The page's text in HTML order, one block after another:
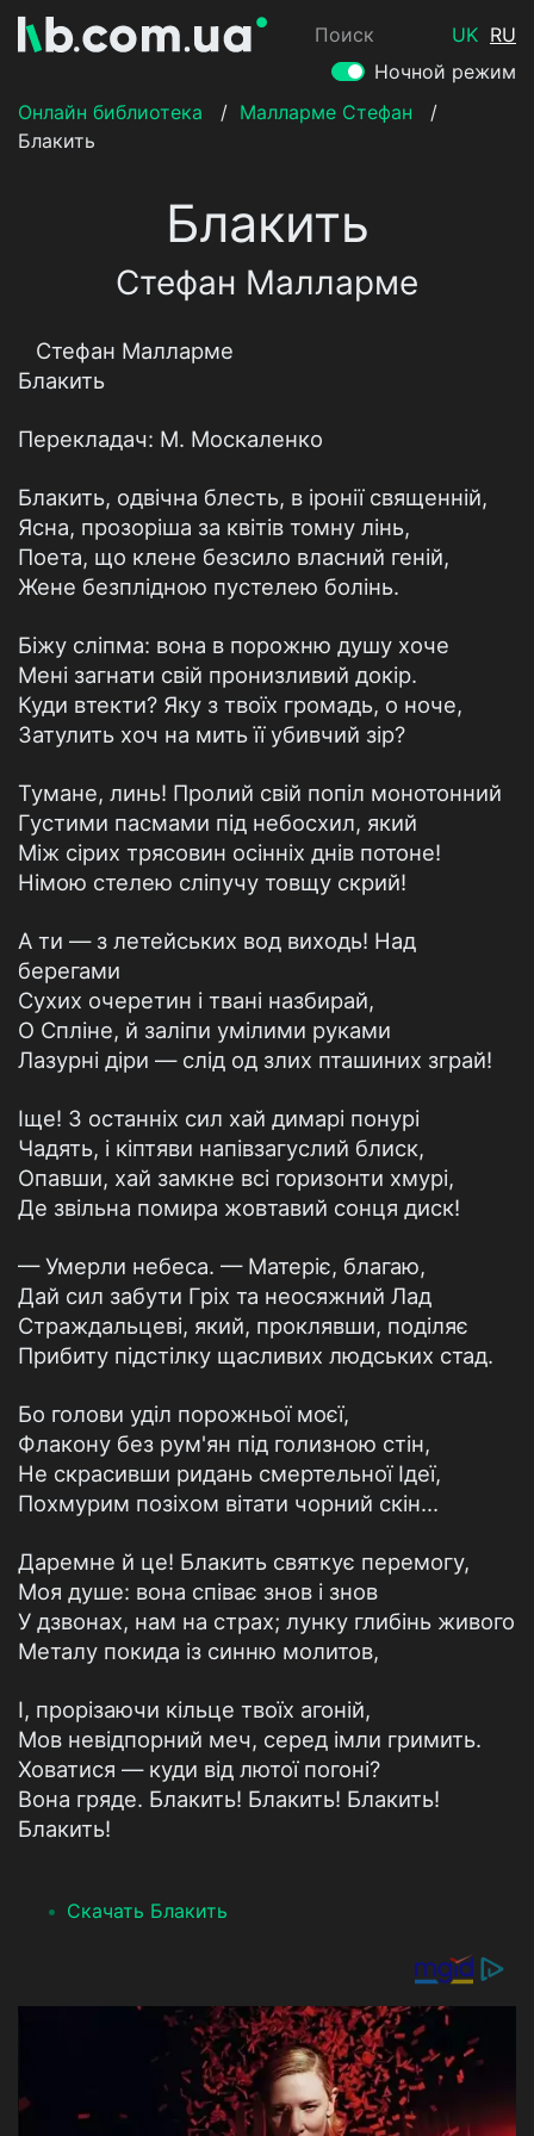
Поиск UK RU
Ночной режим
Онлайн библиотека
/ Малларме Стефан
/
Блакить
Блакить
Стефан Малларме
Стефан Малларме
Блакить
Перекладач: М. Москаленко
Блакить, одвічна блесть, в іронії священній,
Ясна, прозоріша за квітів томну лінь,
Поета, що клене безсило власний геній,
Жене безплідною пустелею болінь.
Біжу сліпма: вона в порожню душу хоче
Мені загнати свій пронизливий докiр.
Куди втекти? Яку з твоїх громадь, о ноче,
Затулить хоч на мить її убивчий зір?
Тумане, линь! Пролий свій попіл монотонний
Густими пасмами під небосхил, який
Між сірих трясовин осінніх днів потоне!
Німою стелею сліпучу товщу скрий!
А ти — з летейських вод виходь! Над
берегами
Сухих очеретин і твані назбирай,
О Спліне, й заліпи умілими руками
Лазурні діри — слід од злих пташиних зграй!
Іще! З останніх сил хай димарі понурі
Чадять, і кіптяви напівзагуслий блиск,
Опавши, хай замкне всі горизонти хмурі,
Де звільна помира жовтавий сонця диск!
— Умерли небеса. — Матеріє, благаю,
Дай сил забути Гріх та неосяжний Лад
Страждальцеві, який, проклявши, поділяє
Прибиту підстілку щасливих людських стад.
Бо голови уділ порожньої моєї,
Флакону без рум'ян під голизною стін,
Не скрасивши ридань смертельної Ідеї,
Похмурим позіхом вітати чорний скін...
Даремне й це! Блакить святкує перемогу,
Моя душе: вона співає знов і знов
У дзвонах, нам на страх; лунку глибінь живого
Металу покида із синню молитов,
І, прорізаючи кільце твоїх агоній,
Мов невідпорний меч, серед імли гримить.
Ховатися — куди від лютої погоні?
Вона гряде. Блакить! Блакить! Блакить!
Блакить!
Скачать Блакить